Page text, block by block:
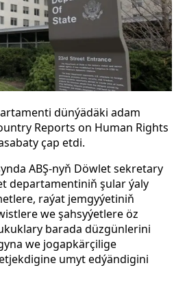
dünýädäki adam
Reports on Human Rights
çap etdi.
ABŞ-nyň Döwlet sekretary
departamentiniň şular ýaly
raýat jemgyýetiniň
we şahsyýetlere öz
barada düzgünlerini
we jogapkärçilige
umyt edýändigini